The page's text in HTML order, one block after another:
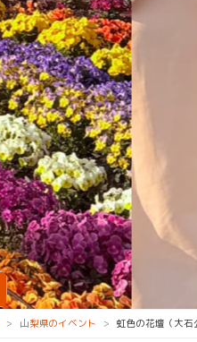
山梨県のイベント 虹色の花壇（大石